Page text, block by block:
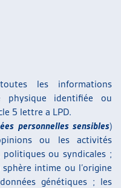
les informations
physique identifiée ou
5 lettre a LPD.
personnelles sensibles)
ou les activités
politiques ou syndicales ;
intime ou l’origine
génétiques ; les